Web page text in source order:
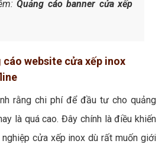
Quảng cáo banner cửa xếp
website cửa xếp inox
rằng chi phí để đầu tư cho quảng
là quá cao. Đây chính là điều khiến
nghiệp cửa xếp inox dù rất muốn giới